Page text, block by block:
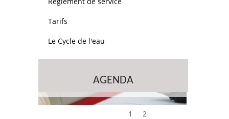
Tarifs
Le Cycle de l'eau
AGENDA
1
2